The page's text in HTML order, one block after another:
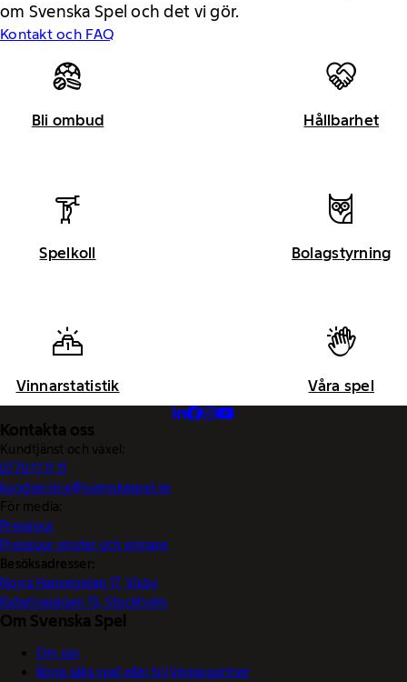
om Svenska Spel och det vi gör.
Kontakt och FAQ
Bli ombud Hållbarhet
Spelkoll Bolagstyrning
Vinnarstatistik Våra spel
Kontakta oss
Kundtjänst och växel:
0770-11 11 11
kundservice@svenskaspel.se
För media:
Pressjour
Pressjour vinster och vinnare
Besöksadresser:
Norra Hansegatan 17, Visby
Katarinavägen 15, Stockholm
Om Svenska Spel
Om oss
Börja sälja spel eller bli Vegaspartner